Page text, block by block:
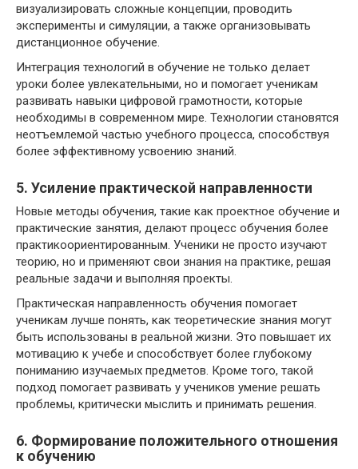
визуализировать сложные концепции, проводить
эксперименты и симуляции, а также организовывать
дистанционное обучение.
Интеграция технологий в обучение не только делает
уроки более увлекательными, но и помогает ученикам
развивать навыки цифровой грамотности, которые
необходимы в современном мире. Технологии становятся
неотъемлемой частью учебного процесса, способствуя
более эффективному усвоению знаний.
5. Усиление практической направленности
Новые методы обучения, такие как проектное обучение и
практические занятия, делают процесс обучения более
практикоориентированным. Ученики не просто изучают
теорию, но и применяют свои знания на практике, решая
реальные задачи и выполняя проекты.
Практическая направленность обучения помогает
ученикам лучше понять, как теоретические знания могут
быть использованы в реальной жизни. Это повышает их
мотивацию к учебе и способствует более глубокому
пониманию изучаемых предметов. Кроме того, такой
подход помогает развивать у учеников умение решать
проблемы, критически мыслить и принимать решения.
6. Формирование положительного отношения
к обучению